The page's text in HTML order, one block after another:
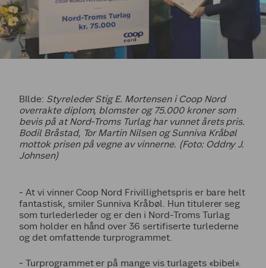
BIlde: Styreleder Stig E. Mortensen i Coop Nord
overrakte diplom, blomster og 75.000 kroner som
bevis på at Nord-Troms Turlag har vunnet årets pris.
Bodil Bråstad, Tor Martin Nilsen og Sunniva Kråbøl
mottok prisen på vegne av vinnerne. (Foto: Oddny J.
Johnsen)
‒ At vi vinner Coop Nord Frivillighetspris er bare helt
fantastisk, smiler Sunniva Kråbøl. Hun titulerer seg
som turlederleder og er den i Nord-Troms Turlag
som holder en hånd over 36 sertifiserte turlederne
og det omfattende turprogrammet.
‒ Turprogrammet er på mange vis turlagets «bibel».